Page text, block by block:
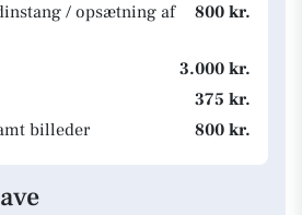
/ opsætning af
800 kr.
3.000 kr.
375 kr.
billeder
800 kr.